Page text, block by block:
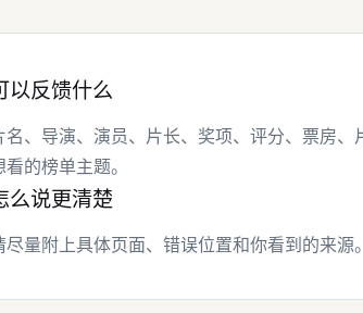
以反馈什么
名、导演、演员、片长、奖项、评分、票房
看的榜单主题。
么说更清楚
尽量附上具体页面、错误位置和你看到的来源